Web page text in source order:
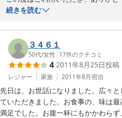
け、大変うれしく思います。2日目
続きを読む
３４６１
50代/女性 | 17件のクチコミ
4 2011年8月25日投稿
レジャー 家族 2011年8月宿泊
先日は、お世話になりました。広々
ていただきました。お食事の、味は
満足でした。お腹一杯にもかかわら